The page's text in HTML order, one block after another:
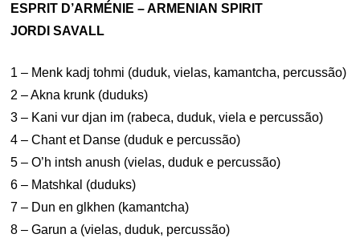
ESPRIT D’ARMÉNIE – ARMENIAN SPIRIT
JORDI SAVALL
1 – Menk kadj tohmi (duduk, vielas, kamantcha, percussão)
2 – Akna krunk (duduks)
3 – Kani vur djan im (rabeca, duduk, viela e percussão)
4 – Chant et Danse (duduk e percussão)
5 – O’h intsh anush (vielas, duduk e percussão)
6 – Matshkal (duduks)
7 – Dun en glkhen (kamantcha)
8 – Garun a (vielas, duduk, percussão)